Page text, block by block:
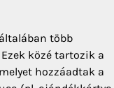
több
közé tartozik a
hozzáadtak a